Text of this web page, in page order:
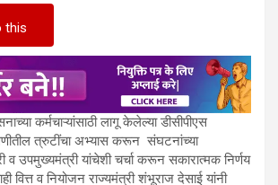
this
कर्मचाऱ्यांसाठी लागू केलेल्या डीसीपीएस
त्रुटींचा अभ्यास करून संघटनांच्या
व उपमुख्यमंत्री यांचेशी चर्चा करून सकारात्मक निर्णय
वित्त व नियोजन राज्यमंत्री शंभूराज देसाई यांनी